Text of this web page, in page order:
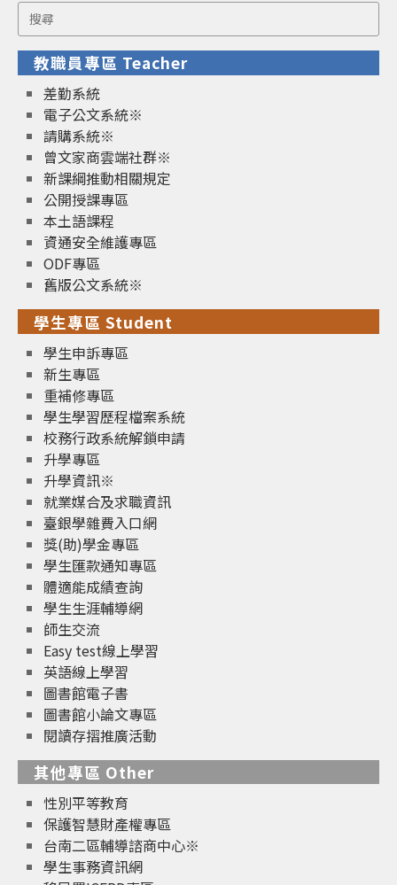
Search
for:
教職員專區 Teacher
差勤系統
電子公文系統※
請購系統※
曾文家商雲端社群※
新課綱推動相關規定
公開授課專區
本土語課程
資通安全維護專區
ODF專區
舊版公文系統※
學生專區 Student
學生申訴專區
新生專區
重補修專區
學生學習歷程檔案系統
校務行政系統解鎖申請
升學專區
升學資訊※
就業媒合及求職資訊
臺銀學雜費入口網
獎(助)學金專區
學生匯款通知專區
體適能成績查詢
學生生涯輔導網
師生交流
Easy test線上學習
英語線上學習
圖書館電子書
圖書館小論文專區
閱讀存摺推廣活動
其他專區 Other
性別平等教育
保護智慧財產權專區
台南二區輔導諮商中心※
學生事務資訊網